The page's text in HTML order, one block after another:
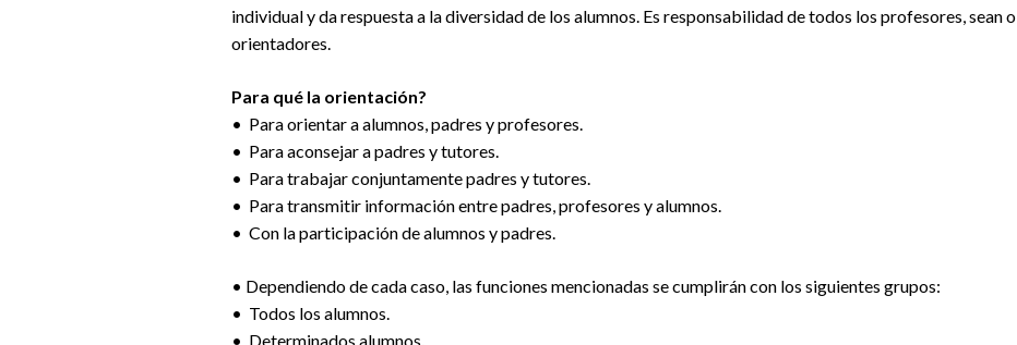
individual y da respuesta a la diversidad de los alumnos. Es responsabilidad de todos los profesores, sean
orientadores.
Para qué la orientación?
• Para orientar a alumnos, padres y profesores.
• Para aconsejar a padres y tutores.
• Para trabajar conjuntamente padres y tutores.
• Para transmitir información entre padres, profesores y alumnos.
• Con la participación de alumnos y padres.
• Dependiendo de cada caso, las funciones mencionadas se cumplirán con los siguientes grupos:
• Todos los alumnos.
• Determinados alumnos.